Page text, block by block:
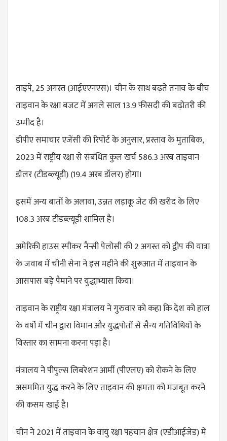
ताइपे, 25 अगस्त (आईएएनएस)। चीन के साथ बढ़ते तनाव के बीच
ताइवान के रक्षा बजट में अगले साल 13.9 फीसदी की बढ़ोतरी की
उम्मीद है।
डीपीए समाचार एजेंसी की रिपोर्ट के अनुसार, प्रस्ताव के मुताबिक,
2023 में राष्ट्रीय रक्षा से संबंधित कुल खर्च 586.3 अरब ताइवान
डॉलर (टीडब्ल्यूडी) (19.4 अरब डॉलर) होगा।
इसमें अन्य बातों के अलावा, उन्नत लड़ाकू जेट की खरीद के लिए
108.3 अरब टीडब्ल्यूडी शामिल है।
अमेरिकी हाउस स्पीकर नैन्सी पेलोसी की 2 अगस्त को द्वीप की यात्रा
के जवाब में चीनी सेना ने इस महीने की शुरूआत में ताइवान के
आसपास बड़े पैमाने पर युद्धाभ्यास किया।
ताइवान के राष्ट्रीय रक्षा मंत्रालय ने गुरुवार को कहा कि देश को हाल
के वर्षो में चीन द्वारा विमान और युद्धपोतों से सैन्य गतिविधियों के
विस्तार का सामना करना पड़ा है।
मंत्रालय ने पीपुल्स लिबरेशन आर्मी (पीएलए) को रोकने के लिए
असममित युद्ध करने के लिए ताइवान की क्षमता को मजबूत करने
की कसम खाई है।
चीन ने 2021 में ताइवान के वायु रक्षा पहचान क्षेत्र (एडीआईजेड) में